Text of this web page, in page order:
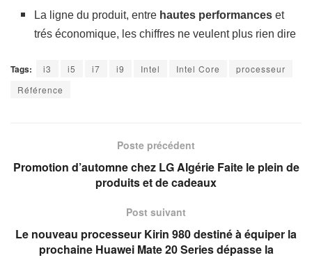
La ligne du produit, entre hautes performances et
trés économique, les chiffres ne veulent plus rien dire
Tags: i3 i5 i7 i9 Intel Intel Core
processeur
Référence
Poste précédent
Promotion d’automne chez LG Algérie Faite le plein de
produits et de cadeaux
Post suivant
Le nouveau processeur Kirin 980 destiné à équiper la
prochaine Huawei Mate 20 Series dépasse la